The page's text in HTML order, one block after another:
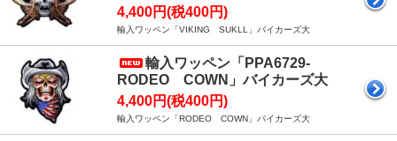
4,400円(税400円)
輸入ワッペン「VIKING SUKLL」バイカーズ大
輸入ワッペン「PPA6729-
RODEO COWN」バイカーズ大
4,400円(税400円)
輸入ワッペン「RODEO COWN」バイカーズ大